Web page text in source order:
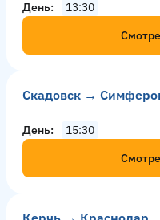
День
13:30
Скадовск →
День
15:30